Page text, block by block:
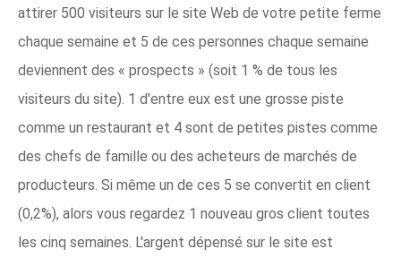
attirer 500 visiteurs sur le site Web de votre petite ferme
chaque semaine et 5 de ces personnes chaque semaine
deviennent des « prospects » (soit 1 % de tous les
visiteurs du site). 1 d'entre eux est une grosse piste
comme un restaurant et 4 sont de petites pistes comme
des chefs de famille ou des acheteurs de marchés de
producteurs. Si même un de ces 5 se convertit en client
(0,2%), alors vous regardez 1 nouveau gros client toutes
les cinq semaines. L'argent dépensé sur le site est